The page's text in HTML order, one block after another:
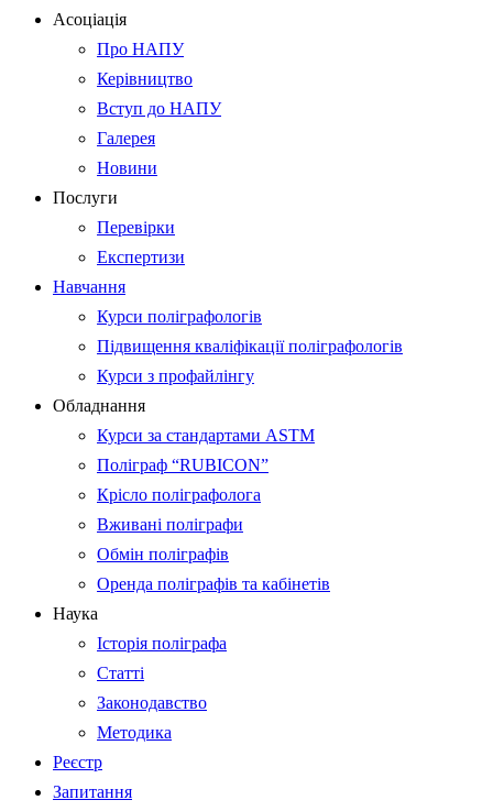
Асоціація
Про НАПУ
Керівництво
Вступ до НАПУ
Галерея
Новини
Послуги
Перевірки
Експертизи
Навчання
Курси поліграфологів
Підвищення кваліфікації поліграфологів
Курси з профайлінгу
Обладнання
Курси за стандартами ASTM
Поліграф “RUBICON”
Крісло поліграфолога
Вживані поліграфи
Обмін поліграфів
Оренда поліграфів та кабінетів
Наука
Історія поліграфа
Статті
Законодавство
Методика
Реєстр
Запитання